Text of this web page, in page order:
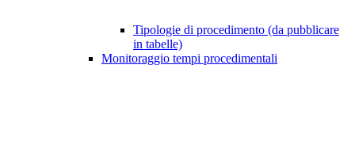
Tipologie di procedimento (da pubblicare
in tabelle)
Monitoraggio tempi procedimentali